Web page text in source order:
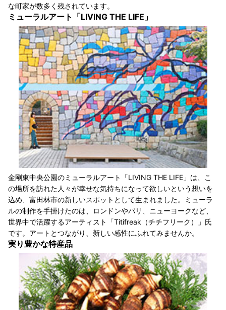
な町家が数多く残されています。
ミューラルアート「LIVING THE LIFE」
金剛東中央公園のミューラルアート「LIVING THE LIFE」は、こ
の場所を訪れた人々が幸せな気持ちになって欲しいという想いを
込め、富田林市の新しいスポットとして生まれました。ミューラ
ルの制作を手掛けたのは、ロンドンやパリ、ニューヨークなど、
世界中で活躍するアーティスト「Titifreak（チチフリーク）」氏
です。アートとつながり、新しい感性にふれてみませんか。
実り豊かな特産品